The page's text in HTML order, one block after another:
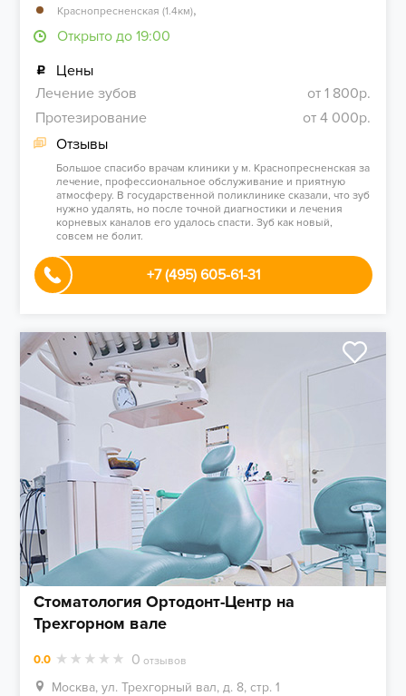
Краснопресненская (1.4км),
Открыто до 19:00
Цены
Лечение зубов
от 1 800р.
Протезирование
от 4 000р.
Отзывы
Большое спасибо врачам клиники у м. Краснопресненская за
лечение, профессиональное обслуживание и приятную
атмосферу. В государственной поликлинике сказали, что зуб
нужно удалять, но после точной диагностики и лечения
корневых каналов его удалось спасти. Зуб как новый,
совсем не болит.
+7 (495) 605-61-31
Стоматология Ортодонт-Центр на
Трехгорном вале
0.0 0 отзывов
Москва, ул. Трехгорный вал, д. 8, стр. 1